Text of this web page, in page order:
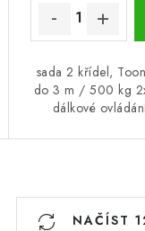
sada 2 křídel,
do 3 m / 500 kg
dálkové
NAČÍST